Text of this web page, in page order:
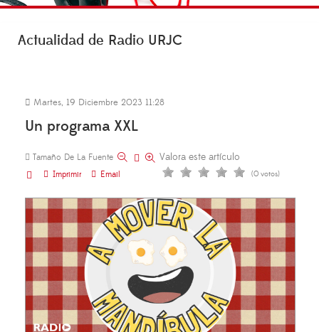
Actualidad de Radio URJC
Martes, 19 Diciembre 2023 11:28
Un programa XXL
Tamaño De La Fuente
Imprimir
Email
Valora este artículo
(0 votos)